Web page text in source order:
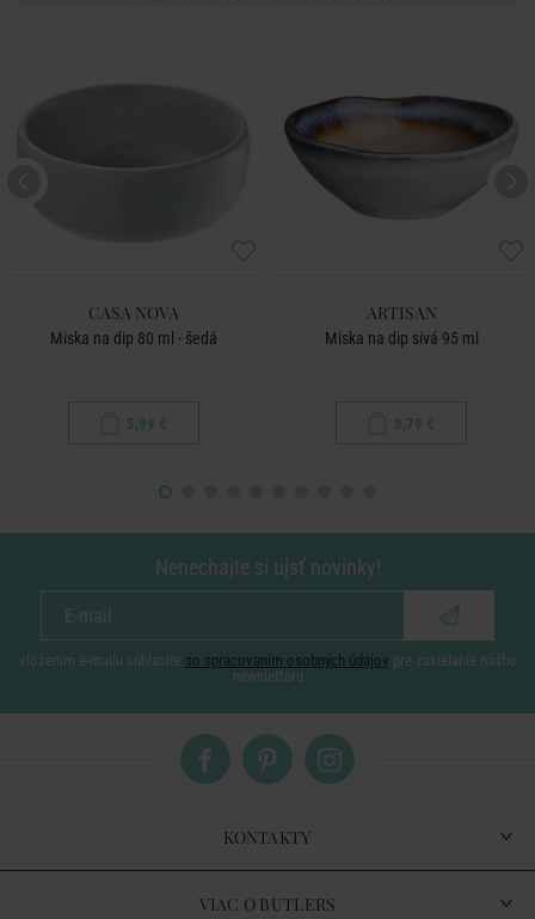
CASA NOVA
Miska na dip 80 ml - šedá
5,99 €
ARTISAN
Miska na dip sivá 95 ml
3,79 €
Nenechajte si ujsť novinky!
vložením e-mailu súhlasíte so spracovaním osobných údajov pre zasielanie nášho
newsletteru
KONTAKTY
VIAC O BUTLERS